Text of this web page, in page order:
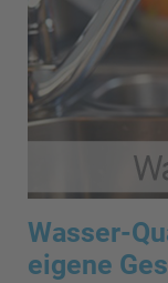
Wasser-
eigene